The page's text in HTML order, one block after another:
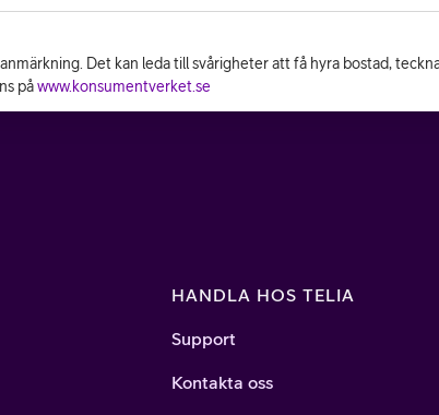
Det kan leda till svårigheter att få hyra bostad,
påwww.konsumentverket.se
HANDLA HOS TELIA
Support
Kontakta oss